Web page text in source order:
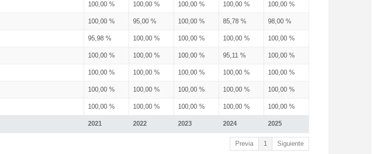
2021 2022 2023 2024 2025
100,00 % 100,00 % 100,00 % 100,00 % 100,00 %
100,00 % 95,00 % 100,00 % 85,78 % 98,00 %
95,98 % 100,00 % 100,00 % 100,00 % 100,00 %
100,00 % 100,00 % 100,00 % 95,11 % 100,00 %
100,00 % 100,00 % 100,00 % 100,00 % 100,00 %
100,00 % 100,00 % 100,00 % 100,00 % 100,00 %
100,00 % 100,00 % 100,00 % 100,00 % 100,00 %
Previa 1 Siguiente